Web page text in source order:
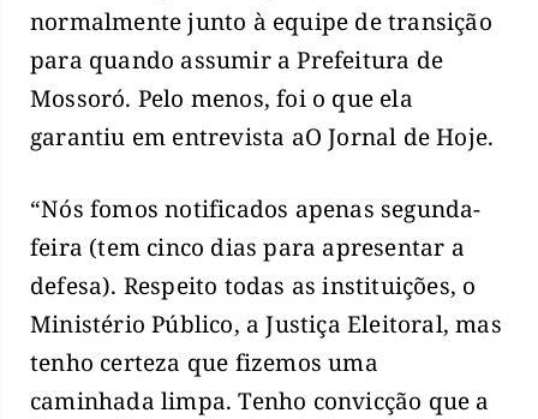
normalmente junto à equipe de transição
para quando assumir a Prefeitura de
Mossoró. Pelo menos, foi o que ela
garantiu em entrevista aO Jornal de Hoje.
“Nós fomos notificados apenas segunda-
feira (tem cinco dias para apresentar a
defesa). Respeito todas as instituições, o
Ministério Público, a Justiça Eleitoral, mas
tenho certeza que fizemos uma
caminhada limpa. Tenho convicção que a